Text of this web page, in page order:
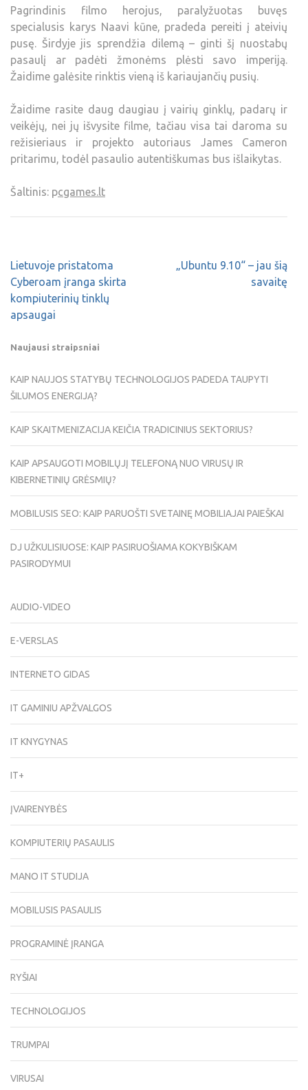
Pagrindinis filmo herojus, paralyžuotas buvęs
specialusis karys Naavi kūne, pradeda pereiti į ateivių
pusę. Širdyje jis sprendžia dilemą – ginti šį nuostabų
pasaulį ar padėti žmonėms plėsti savo imperiją.
Žaidime galėsite rinktis vieną iš kariaujančių pusių.
Žaidime rasite daug daugiau į vairių ginklų, padarų ir
veikėjų, nei jų išvysite filme, tačiau visa tai daroma su
režisieriaus ir projekto autoriaus James Cameron
pritarimu, todėl pasaulio autentiškumas bus išlaikytas.
Šaltinis: pcgames.lt
Lietuvoje pristatoma
Cyberoam įranga skirta
kompiuterinių tinklų
apsaugai
„Ubuntu 9.10“ – jau šią
savaitę
Naujausi straipsniai
KAIP NAUJOS STATYBŲ TECHNOLOGIJOS PADEDA TAUPYTI
ŠILUMOS ENERGIJĄ?
KAIP SKAITMENIZACIJA KEIČIA TRADICINIUS SEKTORIUS?
KAIP APSAUGOTI MOBILŲJĮ TELEFONĄ NUO VIRUSŲ IR
KIBERNETINIŲ GRĖSMIŲ?
MOBILUSIS SEO: KAIP PARUOŠTI SVETAINĘ MOBILIAJAI PAIEŠKAI
DJ UŽKULISIUOSE: KAIP PASIRUOŠIAMA KOKYBIŠKAM
PASIRODYMUI
AUDIO-VIDEO
E-VERSLAS
INTERNETO GIDAS
IT GAMINIU APŽVALGOS
IT KNYGYNAS
IT+
ĮVAIRENYBĖS
KOMPIUTERIŲ PASAULIS
MANO IT STUDIJA
MOBILUSIS PASAULIS
PROGRAMINĖ ĮRANGA
RYŠIAI
TECHNOLOGIJOS
TRUMPAI
VIRUSAI